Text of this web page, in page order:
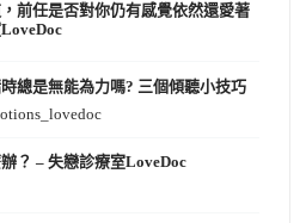
前任是否對你仍有感覺依然還愛著
總是無能為力嗎? 三個傾聽小技巧
？ – 失戀診療室LoveDoc